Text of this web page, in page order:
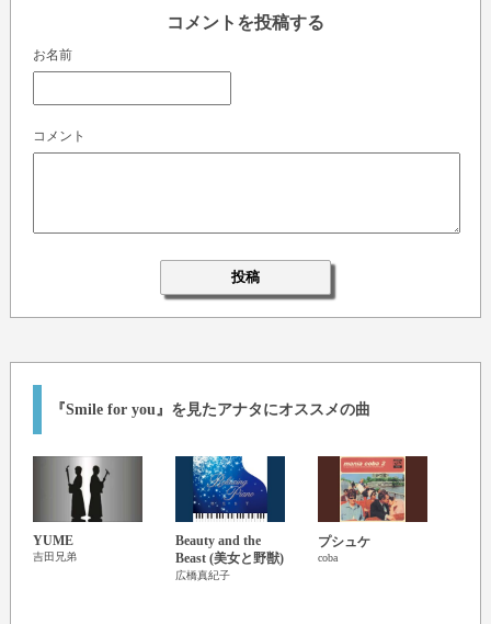
コメントを投稿する
お名前
コメント
『Smile for you』を見たアナタにオススメの曲
YUME
吉田兄弟
Beauty and the
Beast (美女と野獣)
広橋真紀子
プシュケ
coba